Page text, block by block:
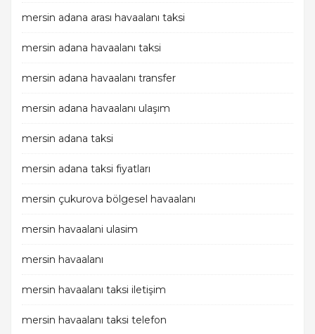
mersin adana arası havaalanı taksi
mersin adana havaalanı taksi
mersin adana havaalanı transfer
mersin adana havaalanı ulaşım
mersin adana taksi
mersin adana taksi fiyatları
mersin çukurova bölgesel havaalanı
mersin havaalani ulasim
mersin havaalanı
mersin havaalanı taksi iletişim
mersin havaalanı taksi telefon